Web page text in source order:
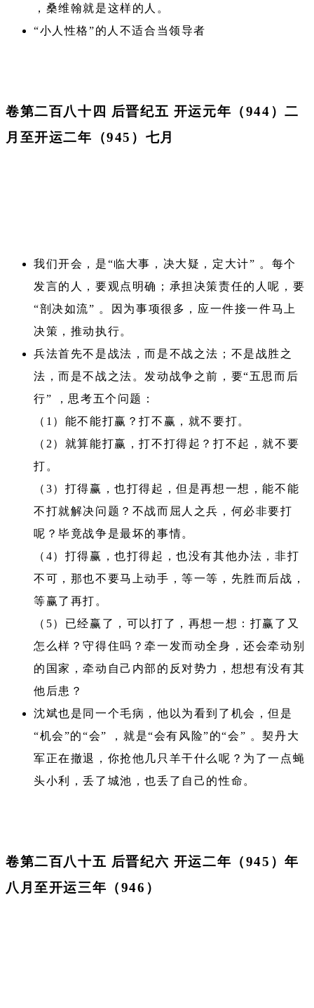
，桑维翰就是这样的人。
“小人性格”的人不适合当领导者
卷第二百八十四 后晋纪五 开运元年（944）二
月至开运二年（945）七月
我们开会，是“临大事，决大疑，定大计” 。每个
发言的人，要观点明确；承担决策责任的人呢，要
“剖决如流” 。因为事项很多，应一件接一件马上
决策，推动执行。
兵法首先不是战法，而是不战之法；不是战胜之
法，而是不战之法。发动战争之前，要“五思而后
行” ，思考五个问题：
（1）能不能打赢？打不赢，就不要打。
（2）就算能打赢，打不打得起？打不起，就不要
打。
（3）打得赢，也打得起，但是再想一想，能不能
不打就解决问题？不战而屈人之兵，何必非要打
呢？毕竟战争是最坏的事情。
（4）打得赢，也打得起，也没有其他办法，非打
不可，那也不要马上动手，等一等，先胜而后战，
等赢了再打。
（5）已经赢了，可以打了，再想一想：打赢了又
怎么样？守得住吗？牵一发而动全身，还会牵动别
的国家，牵动自己内部的反对势力，想想有没有其
他后患？
沈斌也是同一个毛病，他以为看到了机会，但是
“机会”的“会” ，就是“会有风险”的“会” 。契丹大
军正在撤退，你抢他几只羊干什么呢？为了一点蝇
头小利，丢了城池，也丢了自己的性命。
卷第二百八十五 后晋纪六 开运二年（945）年
八月至开运三年（946）